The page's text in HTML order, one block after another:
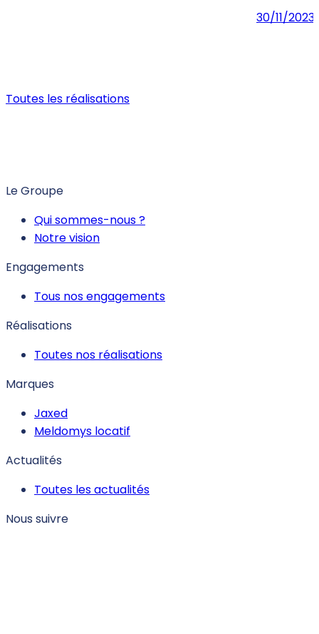
30/11/2023
Toutes les réalisations
Le Groupe
Qui sommes-nous ?
Notre vision
Engagements
Tous nos engagements
Réalisations
Toutes nos réalisations
Marques
Jaxed
Meldomys locatif
Actualités
Toutes les actualités
Nous suivre